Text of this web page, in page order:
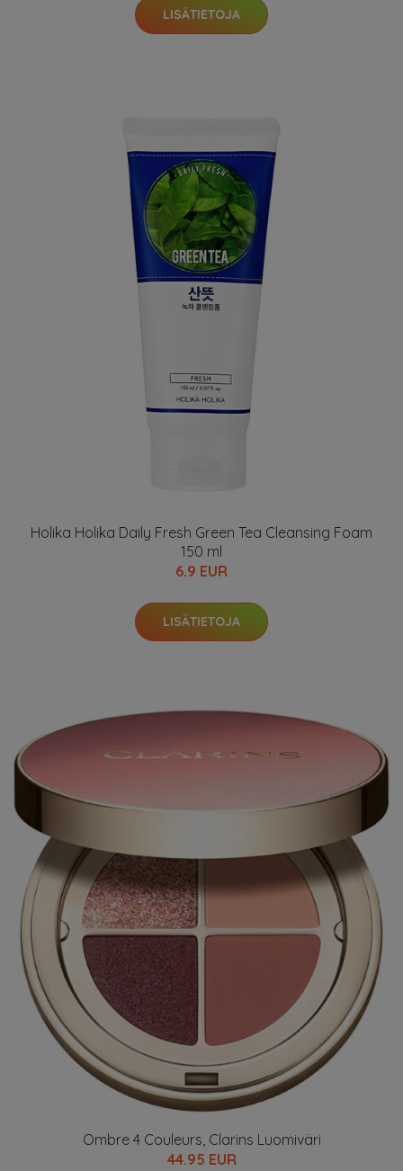
LISÄTIETOJA
Holika Holika Daily Fresh Green Tea Cleansing Foam
150 ml
6.9 EUR
LISÄTIETOJA
Ombre 4 Couleurs, Clarins Luomiväri
44.95 EUR